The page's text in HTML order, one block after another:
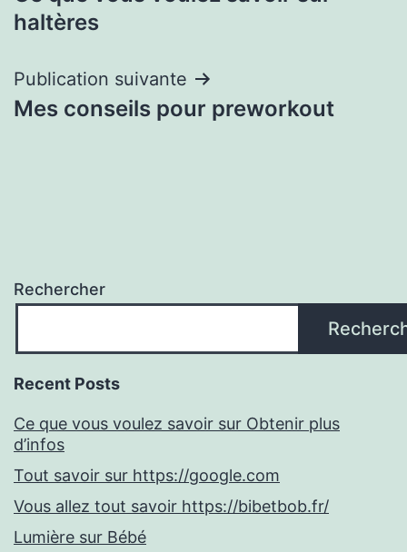
de
haltères
Publication suivante
Mes conseils pour preworkout
Rechercher
Recent Posts
Ce que vous voulez savoir sur Obtenir plus
d’infos
Tout savoir sur https://google.com
Vous allez tout savoir https://bibetbob.fr/
Lumière sur Bébé